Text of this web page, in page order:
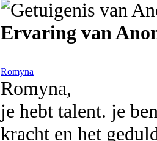
Ervaring van
Romyna
Romyna,
je hebt talent. je
kracht en het